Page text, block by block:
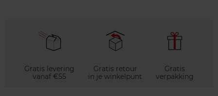
Gratis levering
vanaf €55
Gratis retour
in je winkelpunt
Gratis
verpakking